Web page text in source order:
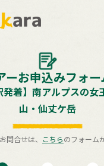
ーお申込みフォー
発着】南アルプスの女
山・仙丈ケ岳
問合せは、 こちらのフォーム